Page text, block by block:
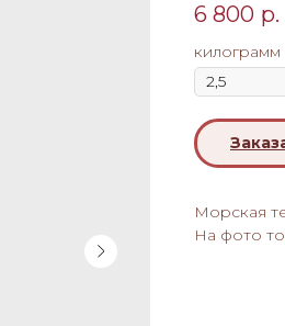
6 800 р.
килограмм
Морская
На фото